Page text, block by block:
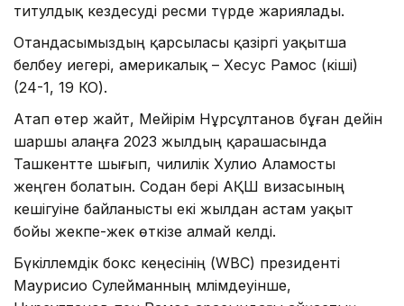
титулдық кездесуді ресми түрде жариялады.
Отандасымыздың қарсыласы қазіргі уақытша
белбеу иегері, америкалық – Хесус Рамос (кіші)
(24-1, 19 КО).
Атап өтер жайт, Мейірім Нұрсұлтанов бұған дейін
шаршы алаңға 2023 жылдың қарашасында
Ташкентте шығып, чилилік Хулио Аламосты
жеңген болатын. Содан бері АҚШ визасының
кешігуіне байланысты екі жылдан астам уақыт
бойы жекпе-жек өткізе алмай келді.
Бүкіләлемдік бокс кеңесінің (WBC) президенті
Маурисио Сулейманның мәлімдеуінше,